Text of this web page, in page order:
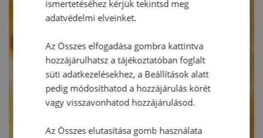
ismertetéséhez kérjük tekintsd meg
adatvédelmi elveinket.
Az Összes elfogadása gombra kattintva
hozzájárulhatsz a tájékoztatóban foglalt
süti adatkezelésekhez, a Beállítások alatt
pedig módosíthatod a hozzájárulás körét
vagy visszavonhatod hozzájárulásod.
Az Összes elutasítása gomb használata